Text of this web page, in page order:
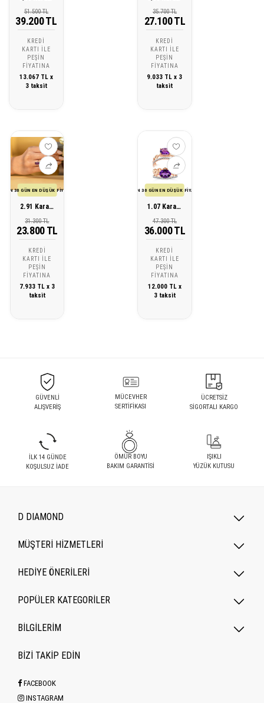
51.500 TL
39.200 TL
KREDI
KARTI ILE
PEŞIN
FIYATINA
13.067 TL x
3 taksit
35.700 TL
27.100 TL
KREDI
KARTI ILE
PEŞIN
FIYATINA
9.033 TL x 3
taksit
SON 30 GÜN EN DÜŞÜK FİYATI
2.91 Karat Pırlanta Ametist Yüzük
31.300 TL
23.800 TL
KREDI
KARTI ILE
PEŞIN
FIYATINA
7.933 TL x 3
taksit
SON 30 GÜN EN DÜŞÜK FİYATI
1.07 Karat Pırlanta Ametist Yüzük
47.300 TL
36.000 TL
KREDI
KARTI ILE
PEŞIN
FIYATINA
12.000 TL x
3 taksit
GÜVENLİ
ALIŞVERİŞ
MÜCEVHER
SERTİFİKASI
ÜCRETSİZ
SİGORTALI KARGO
İLK 14 GÜNDE
KOŞULSUZ İADE
ÖMÜR BOYU
BAKIM GARANTİSİ
IŞIKLI
YÜZÜK KUTUSU
D DIAMOND
MÜŞTERİ HİZMETLERİ
HEDİYE ÖNERİLERİ
POPÜLER KATEGORILER
BİLGİLERİM
BİZİ TAKİP EDİN
FACEBOOK
INSTAGRAM